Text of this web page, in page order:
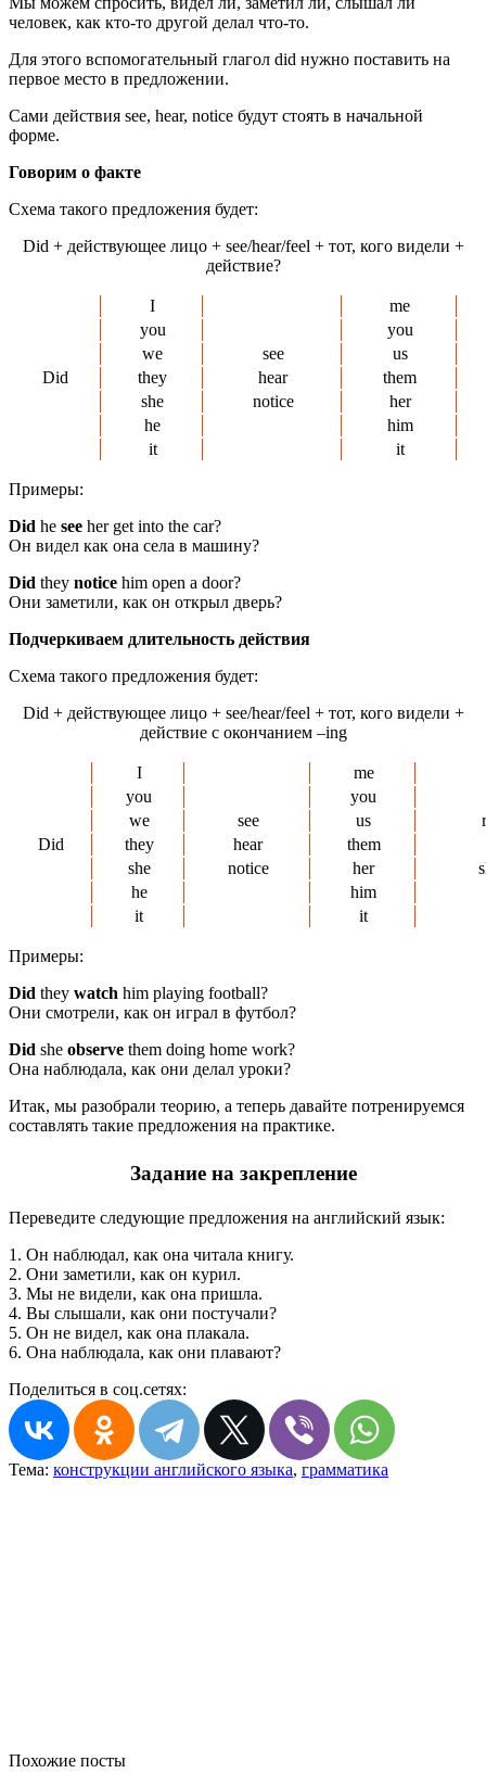
человек, как кто-то другой делал что-то.
Для этого вспомогательный глагол did нужно поставить на
первое место в предложении.
Сами действия see, hear, notice будут стоять в начальной
форме.
Говорим о факте
Схема такого предложения будет:
Did + действующее лицо + see/hear/feel + тот, кого видели +
действие?
I
me
you
you
we
see
us
Did
they hear
them
she
notice
her
he
him
it
it
Примеры:
Did he see her get into the car?
Он видел как она села в машину?
Did they notice him open a door?
Они заметили, как он открыл дверь?
Подчеркиваем длительность действия
Схема такого предложения будет:
Did + действующее лицо + see/hear/feel + тот, кого видели +
действие с окончанием –ing
I
me
you
you
we
see us
Did
they hear
them
she
notice her
he
him
it
it
Примеры:
Did they watch him playing football?
Они смотрели, как он играл в футбол?
Did she observe them doing home work?
Она наблюдала, как они делал уроки?
Итак, мы разобрали теорию, а теперь давайте потренируемся
составлять такие предложения на практике.
Задание на закрепление
Переведите следующие предложения на английский язык:
1. Он наблюдал, как она читала книгу.
2. Они заметили, как он курил.
3. Мы не видели, как она пришла.
4. Вы слышали, как они постучали?
5. Он не видел, как она плакала.
6. Она наблюдала, как они плавают?
Поделиться в соц.сетях:
Тема: конструкции английского языка, грамматика
Похожие посты